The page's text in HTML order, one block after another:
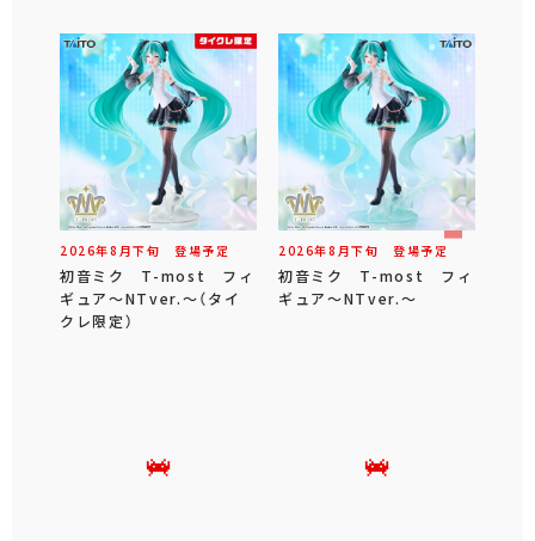
2026年8 月下旬 登場予定
初音ミク T-most フィ
ギュア～NTver.～（タイ
クレ限定）
2026年8 月下旬 登場予定
初音ミク T-most フィ
ギュア～NTver.～